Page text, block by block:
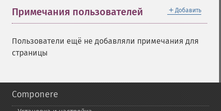
＋ Добавить
Примечания пользователей
Пользователи ещё не добавляли примечания для
страницы
Componere